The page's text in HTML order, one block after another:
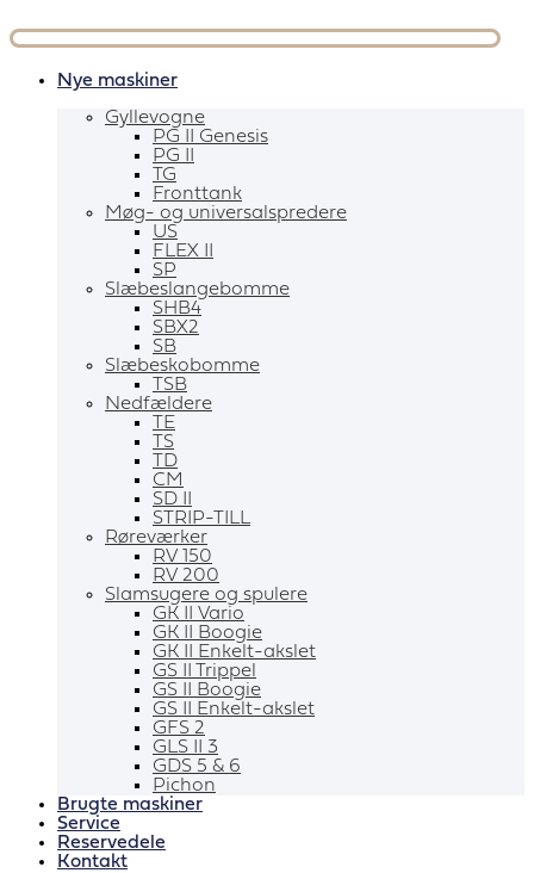
til
Nye maskiner
Gyllevogne
PG II Genesis
PG II
TG
Fronttank
Møg- og universalspredere
US
FLEX II
SP
Slæbeslangebomme
SHB4
SBX2
SB
Slæbeskobomme
TSB
Nedfældere
TE
TS
TD
CM
SD II
STRIP-TILL
Røreværker
RV 150
RV 200
Slamsugere og spulere
GK II Vario
GK II Boogie
GK II Enkelt-akslet
GS II Trippel
GS II Boogie
GS II Enkelt-akslet
GFS 2
GLS II 3
GDS 5 & 6
Pichon
Brugte maskiner
Service
Reservedele
Kontakt